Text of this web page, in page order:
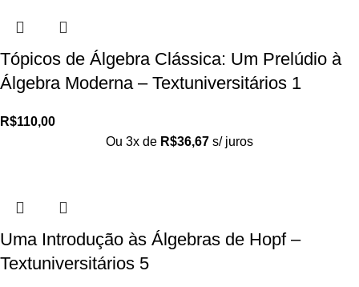
Tópicos de Álgebra Clássica: Um Prelúdio à
Álgebra Moderna – Textuniversitários 1
R$110,00
Ou 3x de R$36,67 s/ juros
Uma Introdução às Álgebras de Hopf –
Textuniversitários 5